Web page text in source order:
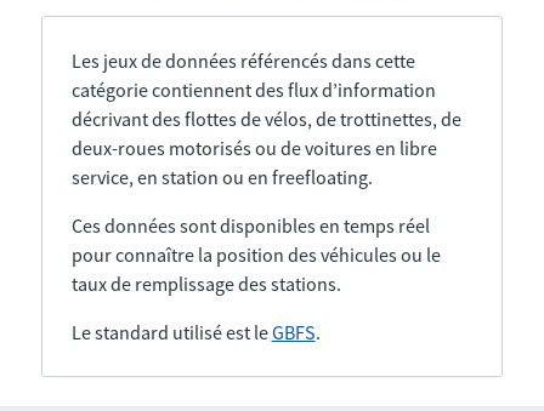
Les jeux de données référencés dans cette
catégorie contiennent des flux d’information
décrivant des flottes de vélos, de trottinettes, de
deux-roues motorisés ou de voitures en libre
service, en station ou en freefloating.
Ces données sont disponibles en temps réel
pour connaître la position des véhicules ou le
taux de remplissage des stations.
Le standard utilisé est leGBFS.